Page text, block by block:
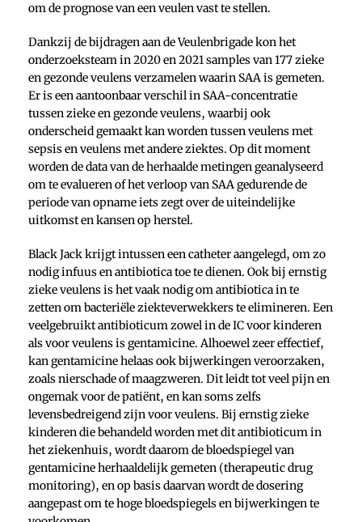
om de prognose van een veulen vast te stellen.
Dankzij de bijdragen aan de Veulenbrigade kon het
onderzoeksteam in 2020 en 2021 samples van 177 zieke
en gezonde veulens verzamelen waarin SAA is gemeten.
Er is een aantoonbaar verschil in SAA-concentratie
tussen zieke en gezonde veulens, waarbij ook
onderscheid gemaakt kan worden tussen veulens met
sepsis en veulens met andere ziektes. Op dit moment
worden de data van de herhaalde metingen geanalyseerd
om te evalueren of het verloop van SAA gedurende de
periode van opname iets zegt over de uiteindelijke
uitkomst en kansen op herstel.
Black Jack krijgt intussen een catheter aangelegd, om zo
nodig infuus en antibiotica toe te dienen. Ook bij ernstig
zieke veulens is het vaak nodig om antibiotica in te
zetten om bacteriële ziekteverwekkers te elimineren. Een
veelgebruikt antibioticum zowel in de IC voor kinderen
als voor veulens is gentamicine. Alhoewel zeer effectief,
kan gentamicine helaas ook bijwerkingen veroorzaken,
zoals nierschade of maagzweren. Dit leidt tot veel pijn en
ongemak voor de patiënt, en kan soms zelfs
levensbedreigend zijn voor veulens. Bij ernstig zieke
kinderen die behandeld worden met dit antibioticum in
het ziekenhuis, wordt daarom de bloedspiegel van
gentamicine herhaaldelijk gemeten (therapeutic drug
monitoring), en op basis daarvan wordt de dosering
aangepast om te hoge bloedspiegels en bijwerkingen te